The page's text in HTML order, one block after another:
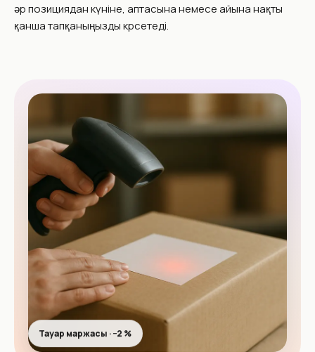
әр позициядан күніне, аптасына немесе айына нақты
қанша тапқаныңызды көрсетеді.
Тауар маржасы · −2 %